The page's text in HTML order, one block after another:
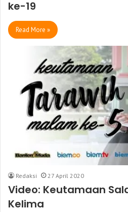
ke-19
Read More »
Redaksi 27 April 2020
Video: Keutamaan
Kelima